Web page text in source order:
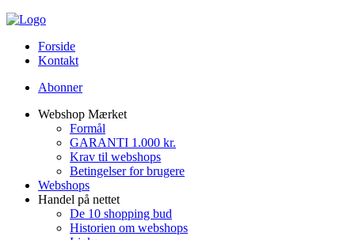
Forside
Kontakt
Abonner
Webshop Mærket
Formål
GARANTI 1.000 kr.
Krav til webshops
Betingelser for brugere
Webshops
Handel på nettet
De 10 shopping bud
Historien om webshops